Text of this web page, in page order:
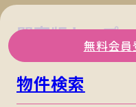
無料会員
関東版トップ
物件検索